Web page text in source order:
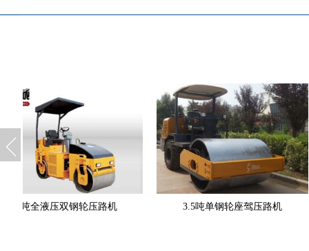
JH系列回柱绞车 JD系列
全液压双钢轮压路机 3.5吨单钢轮座驾压路机